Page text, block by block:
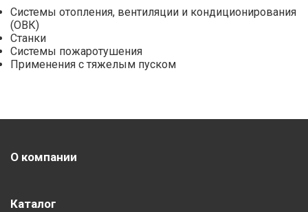
Системы отопления, вентиляции и кондиционирования
(ОВК)
Станки
Системы пожаротушения
Применения с тяжелым пуском
О компании
Каталог